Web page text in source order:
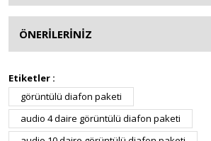
ÖNERİLERİNİZ
Etiketler :
görüntülü diafon paketi
audio 4 daire görüntülü diafon paketi